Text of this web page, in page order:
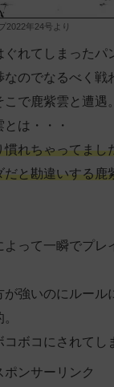
2022年24号より
れてしまったパ
なのでなるべく戦
で鹿紫雲と遭遇。
は・・・
れちゃってまし
と勘違いする鹿
って一瞬でプレ
強いのにルール
ボコにされてし
ポンサーリンク